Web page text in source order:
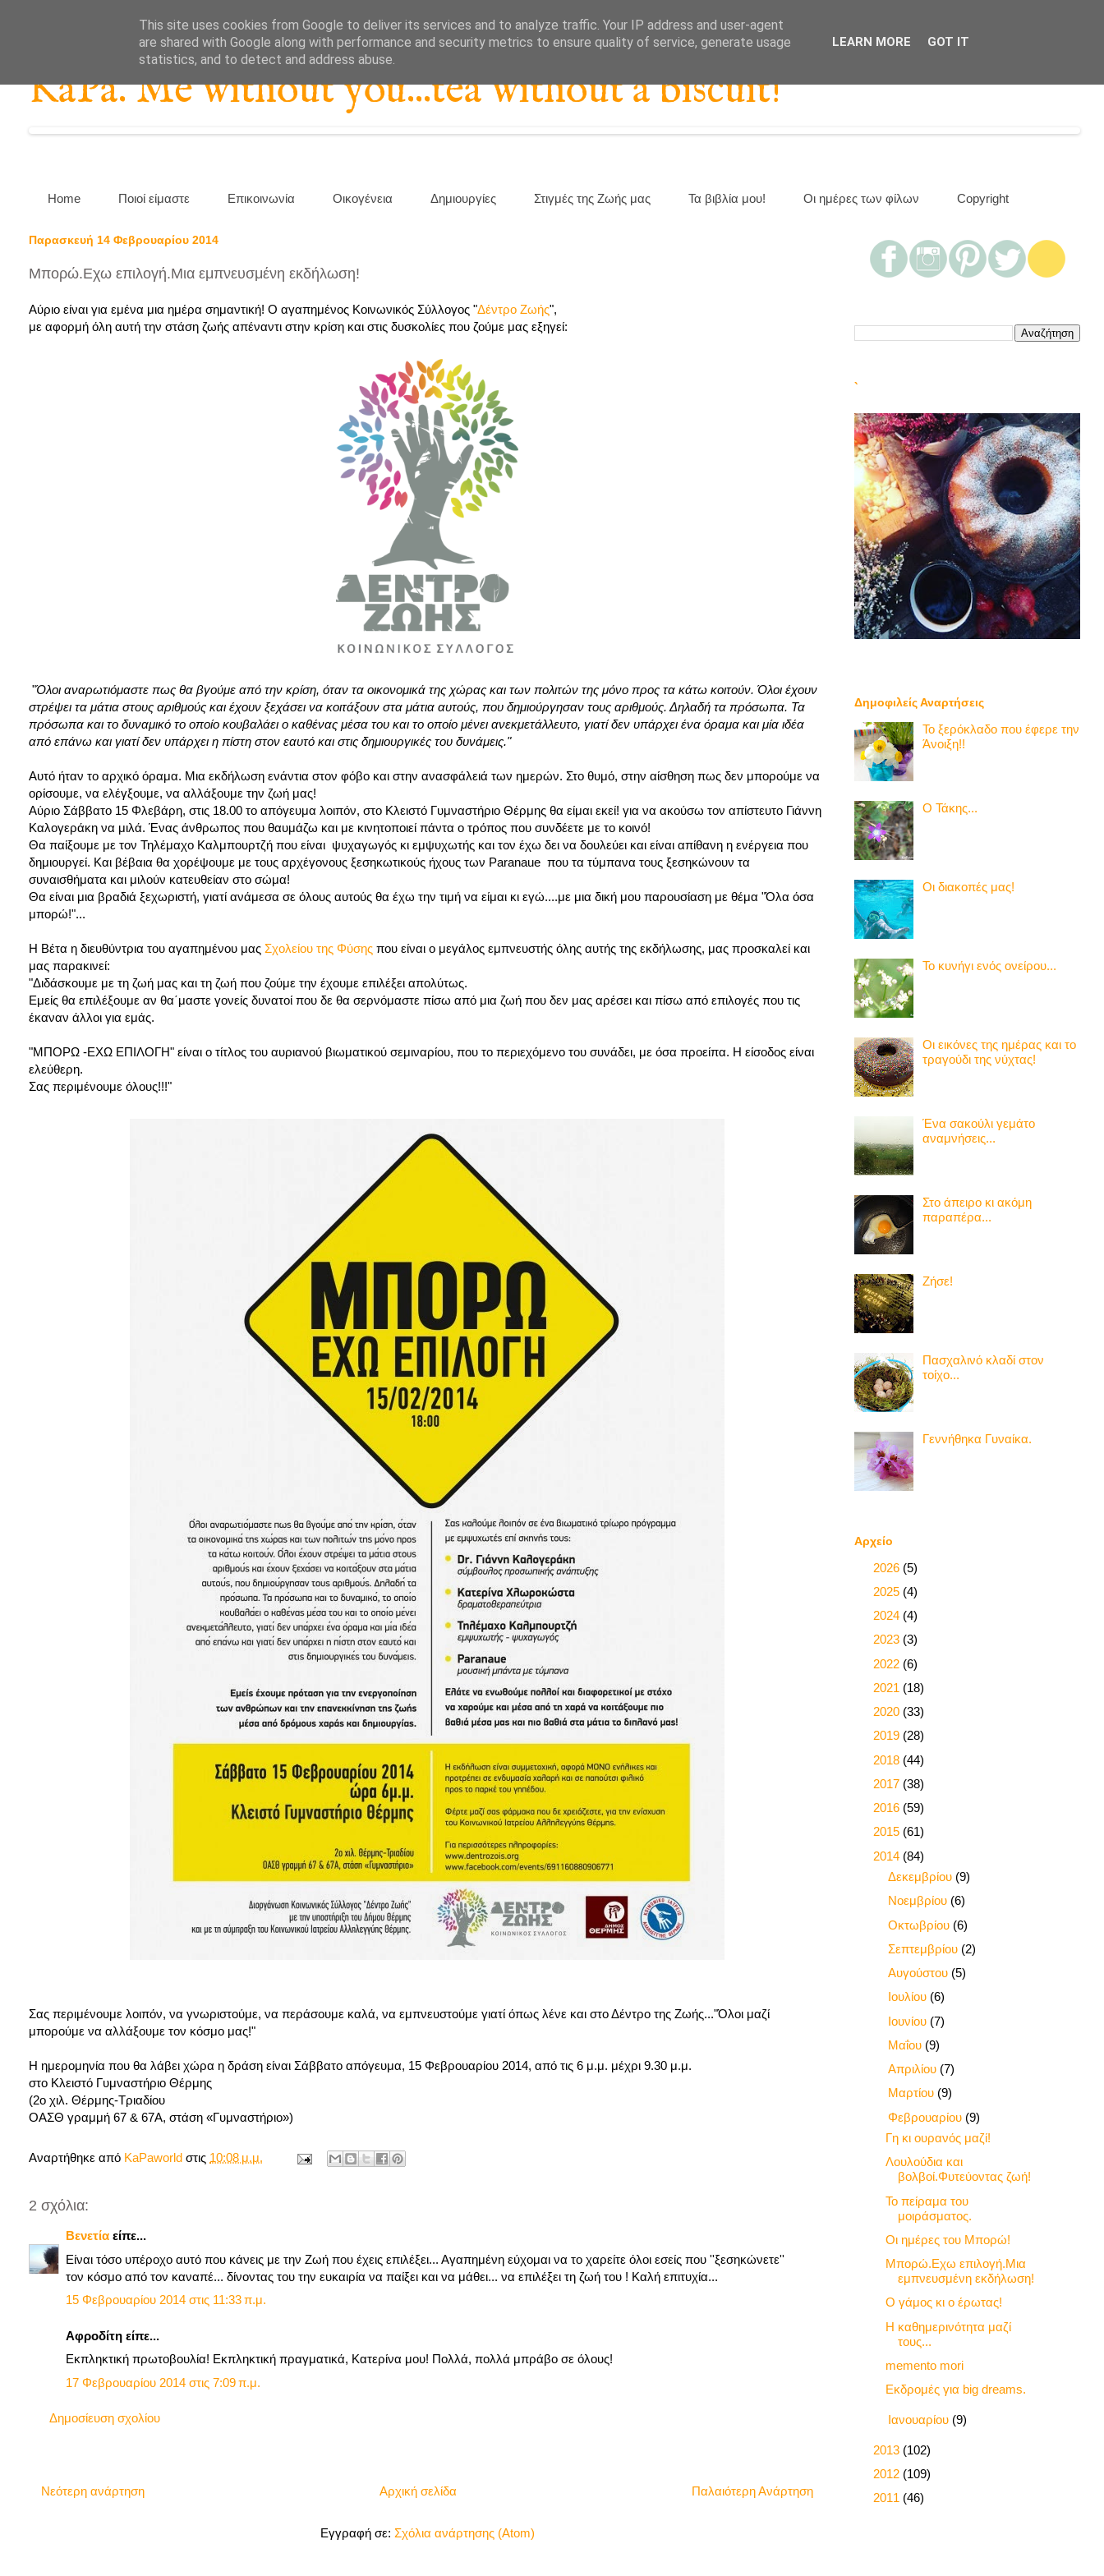
KaPa. Me without you...tea without a biscuit!
Home Ποιοί είμαστε Επικοινωνία Οικογένεια Δημιουργίες Στιγμές της Ζωής μας Τα βιβλία μου! Οι ημέρες των φίλων Copyright
Παρασκευή 14 Φεβρουαρίου 2014
Μπορώ.Εχω επιλογή.Μια εμπνευσμένη εκδήλωση!
Αύριο είναι για εμένα μια ημέρα σημαντική! Ο αγαπημένος Κοινωνικός Σύλλογος "Δέντρο Ζωής",
με αφορμή όλη αυτή την στάση ζωής απέναντι στην κρίση και στις δυσκολίες που ζούμε μας εξηγεί:
"Όλοι αναρωτιόμαστε πως θα βγούμε από την κρίση, όταν τα οικονομικά της χώρας και των πολιτών της μόνο προς τα κάτω κοιτούν. Όλοι έχουν
στρέψει τα μάτια στους αριθμούς και έχουν ξεχάσει να κοιτάξουν στα μάτια αυτούς, που δημιούργησαν τους αριθμούς. Δηλαδή τα πρόσωπα. Τα
πρόσωπα και το δυναμικό το οποίο κουβαλάει ο καθένας μέσα του και το οποίο μένει ανεκμετάλλευτο, γιατί δεν υπάρχει ένα όραμα και μία ιδέα
από επάνω και γιατί δεν υπάρχει η πίστη στον εαυτό και στις δημιουργικές του δυνάμεις."
Αυτό ήταν το αρχικό όραμα. Μια εκδήλωση ενάντια στον φόβο και στην ανασφάλειά των ημερών. Στο θυμό, στην αίσθηση πως δεν μπορούμε να
ορίσουμε, να ελέγξουμε, να αλλάξουμε την ζωή μας!
Αύριο Σάββατο 15 Φλεβάρη, στις 18.00 το απόγευμα λοιπόν, στο Κλειστό Γυμναστήριο Θέρμης θα είμαι εκεί! για να ακούσω τον απίστευτο Γιάννη
Καλογεράκη να μιλά. Ένας άνθρωπος που θαυμάζω και με κινητοποιεί πάντα ο τρόπος που συνδέετε με το κοινό!
Θα παίξουμε με τον Τηλέμαχο Καλμπουρτζή που είναι ψυχαγωγός κι εμψυχωτής και τον έχω δει να δουλεύει και είναι απίθανη η ενέργεια που
δημιουργεί. Και βέβαια θα χορέψουμε με τους αρχέγονους ξεσηκωτικούς ήχους των Paranaue που τα τύμπανα τους ξεσηκώνουν τα
συναισθήματα και μιλούν κατευθείαν στο σώμα!
Θα είναι μια βραδιά ξεχωριστή, γιατί ανάμεσα σε όλους αυτούς θα έχω την τιμή να είμαι κι εγώ....με μια δική μου παρουσίαση με θέμα "Όλα όσα
μπορώ!"...
Η Βέτα η διευθύντρια του αγαπημένου μας Σχολείου της Φύσης που είναι ο μεγάλος εμπνευστής όλης αυτής της εκδήλωσης, μας προσκαλεί και
μας παρακινεί:
"Διδάσκουμε με τη ζωή μας και τη ζωή που ζούμε την έχουμε επιλέξει απολύτως.
Εμείς θα επιλέξουμε αν θα΄μαστε γονείς δυνατοί που δε θα σερνόμαστε πίσω από μια ζωή που δεν μας αρέσει και πίσω από επιλογές που τις
έκαναν άλλοι για εμάς.
"ΜΠΟΡΩ -ΕΧΩ ΕΠΙΛΟΓΗ" είναι ο τίτλος του αυριανού βιωματικού σεμιναρίου, που το περιεχόμενο του συνάδει, με όσα προείπα. Η είσοδος είναι
ελεύθερη.
Σας περιμένουμε όλους!!!"
Σας περιμένουμε λοιπόν, να γνωριστούμε, να περάσουμε καλά, να εμπνευστούμε γιατί όπως λένε και στο Δέντρο της Ζωής..."Όλοι μαζί
μπορούμε να αλλάξουμε τον κόσμο μας!"
Η ημερομηνία που θα λάβει χώρα η δράση είναι Σάββατο απόγευμα, 15 Φεβρουαρίου 2014, από τις 6 μ.μ. μέχρι 9.30 μ.μ.
στο Κλειστό Γυμναστήριο Θέρμης
(2ο χιλ. Θέρμης-Τριαδίου
ΟΑΣΘ γραμμή 67 & 67Α, στάση «Γυμναστήριο»)
Αναρτήθηκε από KaPaworld στις 10:08 μ.μ.
2 σχόλια:
Βενετία είπε...
Είναι τόσο υπέροχο αυτό που κάνεις με την Ζωή που έχεις επιλέξει... Αγαπημένη εύχομαι να το χαρείτε όλοι εσείς που ''ξεσηκώνετε''
τον κόσμο από τον καναπέ... δίνοντας του την ευκαιρία να παίξει και να μάθει... να επιλέξει τη ζωή του ! Καλή επιτυχία...
15 Φεβρουαρίου 2014 στις 11:33 π.μ.
Αφροδίτη είπε...
Εκπληκτική πρωτοβουλία! Εκπληκτική πραγματικά, Κατερίνα μου! Πολλά, πολλά μπράβο σε όλους!
17 Φεβρουαρίου 2014 στις 7:09 π.μ.
Δημοσίευση σχολίου
Νεότερη ανάρτηση Παλαιότερη Ανάρτηση
Αρχική σελίδα
Εγγραφή σε: Σχόλια ανάρτησης (Atom)
`
Δημοφιλείς Αναρτήσεις
Το ξερόκλαδο που έφερε την
Άνοιξη!!
Ο Τάκης...
Οι διακοπές μας!
Το κυνήγι ενός ονείρου...
Οι εικόνες της ημέρας και το
τραγούδι της νύχτας!
Ένα σακούλι γεμάτο
αναμνήσεις...
Στο άπειρο κι ακόμη
παραπέρα...
Ζήσε!
Πασχαλινό κλαδί στον
τοίχο...
Γεννήθηκα Γυναίκα.
Αρχείο
2026 (5)
2025 (4)
2024 (4)
2023 (3)
2022 (6)
2021 (18)
2020 (33)
2019 (28)
2018 (44)
2017 (38)
2016 (59)
2015 (61)
2014 (84)
Δεκεμβρίου (9)
Νοεμβρίου (6)
Οκτωβρίου (6)
Σεπτεμβρίου (2)
Αυγούστου (5)
Ιουλίου (6)
Ιουνίου (7)
Μαΐου (9)
Απριλίου (7)
Μαρτίου (9)
Φεβρουαρίου (9)
Γη κι ουρανός μαζί!
Λουλούδια και
βολβοί.Φυτεύοντας ζωή!
Το πείραμα του
μοιράσματος.
Οι ημέρες του Μπορώ!
Μπορώ.Εχω επιλογή.Μια
εμπνευσμένη εκδήλωση!
Ο γάμος κι ο έρωτας!
Η καθημερινότητα μαζί
τους...
memento mori
Εκδρομές για big dreams.
Ιανουαρίου (9)
2013 (102)
2012 (109)
2011 (46)
This site uses cookies from Google to deliver its services and to analyze traffic. Your IP address and user-agent
are shared with Google along with performance and security metrics to ensure quality of service, generate usage
statistics, and to detect and address abuse.
LEARN MORE GOT IT